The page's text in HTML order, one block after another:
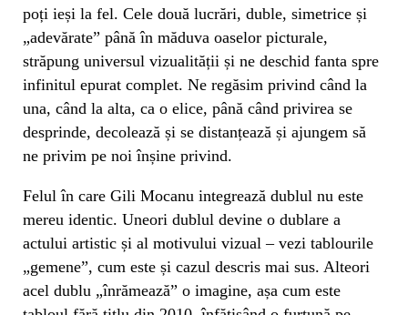
poți ieși la fel. Cele două lucrări, duble, simetrice și
„adevărate” până în măduva oaselor picturale,
străpung universul vizualității și ne deschid fanta spre
infinitul epurat complet. Ne regăsim privind când la
una, când la alta, ca o elice, până când privirea se
desprinde, decolează și se distanțează și ajungem să
ne privim pe noi înșine privind.
Felul în care Gili Mocanu integrează dublul nu este
mereu identic. Uneori dublul devine o dublare a
actului artistic și al motivului vizual – vezi tablourile
„gemene”, cum este și cazul descris mai sus. Alteori
acel dublu „înrămează” o imagine, așa cum este